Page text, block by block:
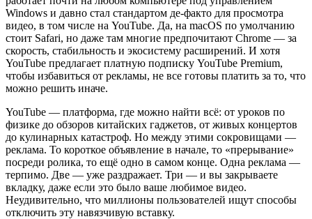
Windows и давно стал стандартом де-факто для просмотра
видео, в том числе на YouTube. Да, на macOS по умолчанию
стоит Safari, но даже там многие предпочитают Chrome — за
скорость, стабильность и экосистему расширений. И хотя
YouTube предлагает платную подписку YouTube Premium,
чтобы избавиться от рекламы, не все готовы платить за то, что
можно решить иначе.
YouTube — платформа, где можно найти всё: от уроков по
физике до обзоров китайских гаджетов, от живых концертов
до кулинарных катастроф. Но между этими сокровищами —
реклама. То короткое объявление в начале, то «прерывание»
посреди ролика, то ещё одно в самом конце. Одна реклама —
терпимо. Две — уже раздражает. Три — и вы закрываете
вкладку, даже если это было ваше любимое видео.
Неудивительно, что миллионы пользователей ищут способы
отключить эту навязчивую вставку.